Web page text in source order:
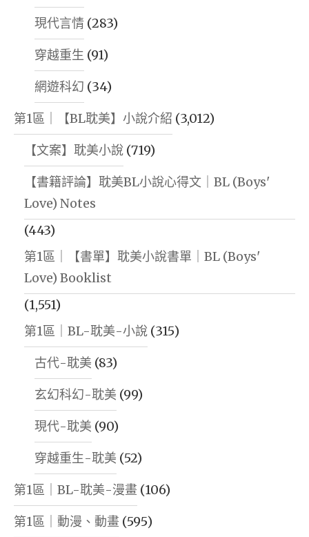
現代言情 (283)
穿越重生 (91)
網遊科幻 (34)
第1區｜【BL耽美】小說介紹 (3,012)
【文案】耽美小說 (719)
【書籍評論】耽美BL小說心得文｜BL (Boys'
Love) Notes
(443)
第1區｜【書單】耽美小說書單｜BL (Boys'
Love) Booklist
(1,551)
第1區｜BL-耽美-小說 (315)
古代-耽美 (83)
玄幻科幻-耽美 (99)
現代-耽美 (90)
穿越重生-耽美 (52)
第1區｜BL-耽美-漫畫 (106)
第1區｜動漫、動畫 (595)